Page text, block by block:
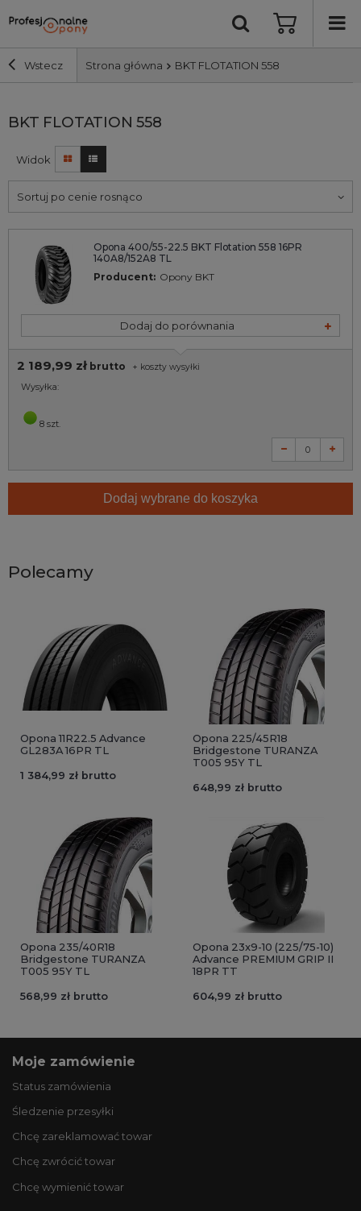
Wstecz Strona główna BKT FLOTATION 558
Szerokość i profil
Średnica
Producent
Bieżnik
Nośność
Wyszukaj
BKT FLOTATION 558
Widok
Sortuj po cenie rosnąco
Opona 400/55-22.5 BKT Flotation 558 16PR
140A8/152A8 TL
Producent: Opony BKT
Dodaj do porównania
2 189,99 zł brutto + koszty wysyłki
Wysyłka:
8 szt.
Dodaj wybrane do koszyka
Polecamy
Opona 11R22.5 Advance
GL283A 16PR TL
1 384,99 zł brutto
Opona 225/45R18
Bridgestone TURANZA
T005 95Y TL
648,99 zł brutto
Opona 235/40R18
Bridgestone TURANZA
T005 95Y TL
568,99 zł brutto
Opona 23x9-10 (225/75-10)
Advance PREMIUM GRIP II
18PR TT
604,99 zł brutto
Moje zamówienie
Status zamówienia
Śledzenie przesyłki
Chcę zareklamować towar
Chcę zwrócić towar
Chcę wymienić towar